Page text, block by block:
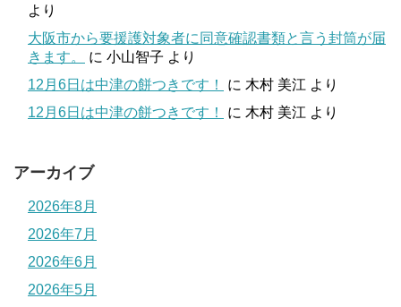
より
大阪市から要援護対象者に同意確認書類と言う封筒が届
きます。
に 小山智子 より
12月6日は中津の餅つきです！
に 木村 美江 より
12月6日は中津の餅つきです！
に 木村 美江 より
アーカイブ
2026年8月
2026年7月
2026年6月
2026年5月